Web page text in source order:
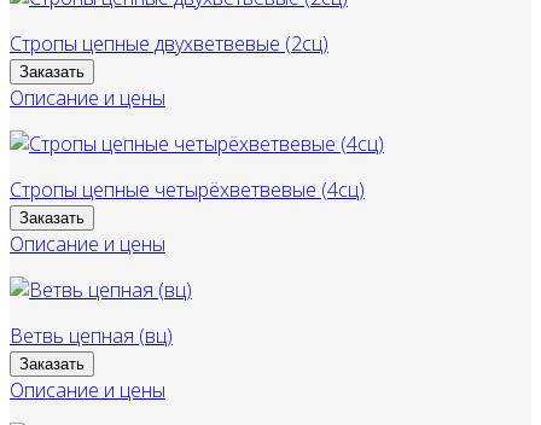
Стропы цепные двухветвевые (2сц)
Заказать
Описание и цены
Стропы цепные четырёхветвевые (4сц)
Заказать
Описание и цены
Ветвь цепная (вц)
Заказать
Описание и цены